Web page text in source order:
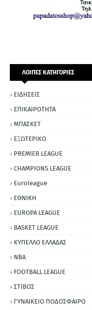
ΛΟΙΠΕΣ ΚΑΤΗΓΟΡΙΕΣ
ΕΙΔΗΣΕΙΣ
ΕΠΙΚΑΙΡΟΤΗΤΑ
ΜΠΑΣΚΕΤ
ΕΞΩΤΕΡΙΚΟ
PREMIER LEAGUE
CHAMPIONS LEAGUE
Euroleague
ΕΘΝΙΚΗ
EUROPA LEAGUE
BASKET LEAGUE
ΚΥΠΕΛΛΟ ΕΛΛΑΔΑΣ
NBA
FOOTBALL LEAGUE
ΣΤΙΒΟΣ
ΓΥΝΑΙΚΕΙΟ ΠΟΔΟΣΦΑΙΡΟ